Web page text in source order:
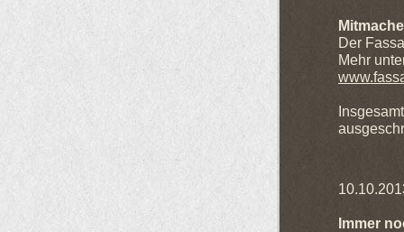
Der
Mehr
Immer